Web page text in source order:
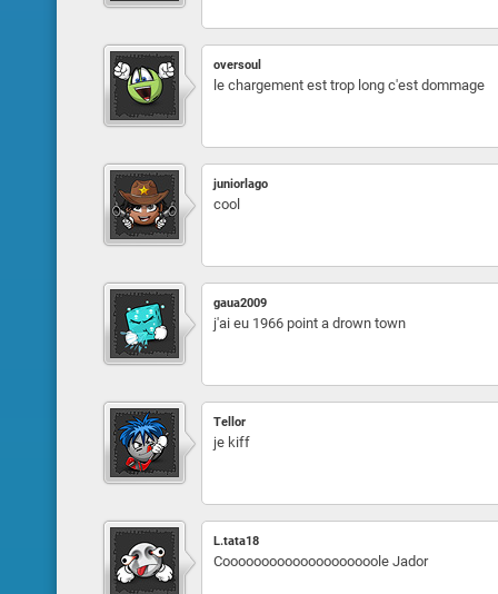
oversoul
le chargement est trop long c'est dommage
juniorlago
cool
gaua2009
j'ai eu 1966 point a drown town
Tellor
je kiff
L.tata18
Coooooooooooooooooooole Jador